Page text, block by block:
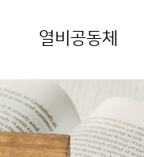
열비공동체